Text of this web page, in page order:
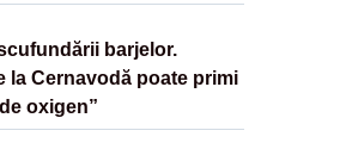
barjelor.
la Cernavodă poate primi
oxigen”